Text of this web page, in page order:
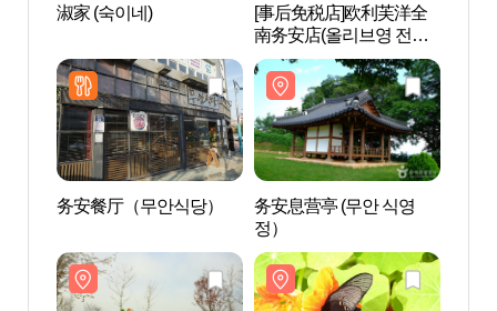
淑家 (숙이네)
[事后免税店]欧利芙洋全
南务安店(올리브영 전남
무안점)
务安餐厅（무안식당）
务安息营亭 (무안 식영
정）